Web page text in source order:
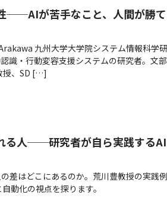
──AIが苦手なこと、人間が勝
九州大学大学院システム情報科学
識・行動変容支援システムの研究者。文
授、SD […]
る人──研究者が自ら実践する
差はどこにあるのか。荒川豊教授の実践
動化の視点を探ります。